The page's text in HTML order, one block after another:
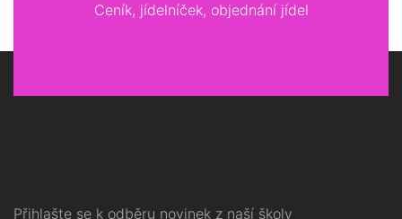
Ceník, jídelníček, objednání jídel
Přihlašte se k odběru novinek z naší školy